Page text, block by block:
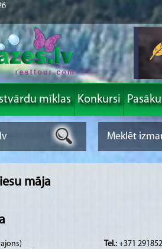
mīklas Konkursi
māja
Tel.: +371